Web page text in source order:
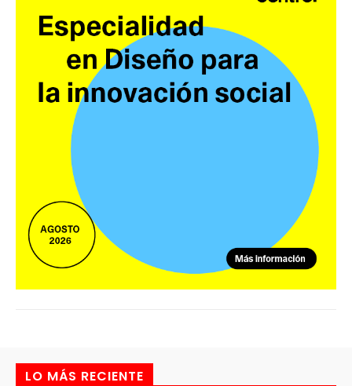
LO MÁS RECIENTE